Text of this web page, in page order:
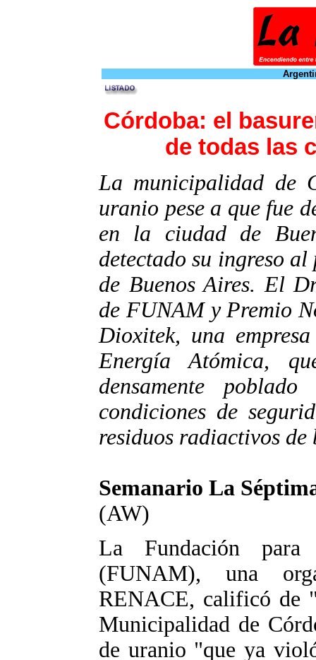
Córdoba: el
de todas las
La municipalidad de
uranio pese a que fue
en la ciudad de
detectado su ingreso
de Buenos Aires. El
de FUNAM y Premio
Dioxitek, una
Energía Atómica,
densamente
condiciones de
residuos radiactivos
Semanario La
(AW)
La Fundación
(FUNAM), una
RENACE, calificó de
Municipalidad de
de uranio "que ya